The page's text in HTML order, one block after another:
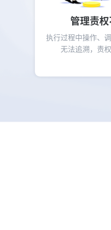
管理责
执行过程中操作、
无法追溯，责